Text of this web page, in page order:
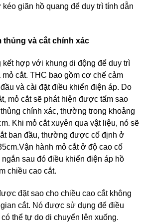
kéo giãn hồ quang để duy trì tính dẫn
thủng và cắt chính xác
hợp với khung di động để duy trì
cắt. THC bao gồm cơ chế cảm
và cài đặt điều khiển điện áp. Do
mỏ cắt sẽ phát hiện được tấm sao
chính xác, thường trong khoảng
Khi mỏ cắt xuyên qua vật liệu, nó sẽ
ban đầu, thường được cố định ở
hành mỏ cắt ở độ cao cố
sau đó điều khiển điện áp hồ
chiều cao cắt.
đặt sao cho chiều cao cắt không
cắt. Nó được sử dụng để điều
thể tự do di chuyển lên xuống.